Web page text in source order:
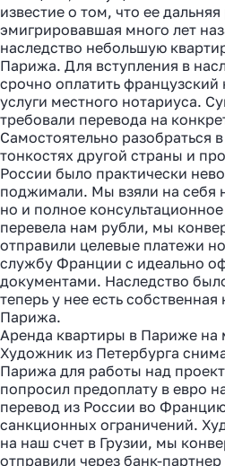
известие о том, что ее
эмигрировавшая много лет
наследство небольшую
Парижа. Для вступления в
срочно оплатить французский
услуги местного нотариуса.
требовали перевода на
Самостоятельно разобраться
тонкостях другой страны и
России было практически
поджимали. Мы взяли на себя
но и полное
перевела нам рубли, мы
отправили целевые платежи
службу Франции с идеально
документами. Наследство
теперь у нее есть
Парижа.
Аренда квартиры в Париже на
Художник из Петербурга
Парижа для работы над
попросил предоплату в евро
перевод из России во
санкционных ограничений.
на наш счет в Грузии, мы
отправили через банк-